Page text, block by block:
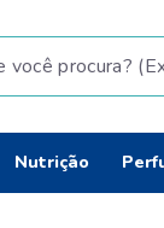
procura? (Ex:
Nutrição